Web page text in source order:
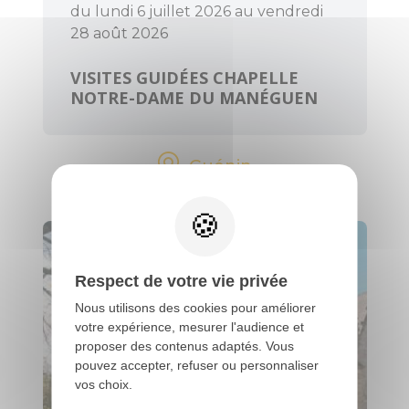
du lundi 6 juillet 2026 au vendredi
28 août 2026
VISITES GUIDÉES CHAPELLE
NOTRE-DAME DU MANÉGUEN
Guénin
Respect de votre vie privée
Nous utilisons des cookies pour améliorer
votre expérience, mesurer l'audience et
proposer des contenus adaptés. Vous
pouvez accepter, refuser ou personnaliser
vos choix.